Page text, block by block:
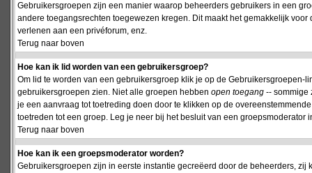
Gebruikersgroepen zijn een manier waarop beheerders gebruikers in een
andere toegangsrechten toegewezen kregen. Dit maakt het gemakkelijk
verlenen aan een privéforum, enz.
Terug naar boven
Hoe kan ik lid worden van een gebruikersgroep?
Om lid te worden van een gebruikersgroep klik je op de
gebruikersgroepen zien. Niet alle groepen hebben open toegang -- sommige
je een aanvraag tot toetreding doen door te klikken op de
toetreden tot een groep. Leg je neer bij het besluit van een
Terug naar boven
Hoe kan ik een groepsmoderator worden?
Gebruikersgroepen zijn in eerste instantie gecreëerd door de beheerders,